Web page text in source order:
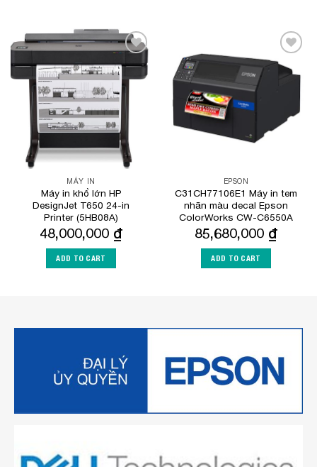
Add to
Wishlist
MÁY IN
Máy in khổ lớn HP
DesignJet T650 24-in
Printer (5HB08A)
48,000,000 ₫
ADD TO CART
Add to
Wishlist
EPSON
C31CH77106E1 Máy in tem
nhãn màu decal Epson
ColorWorks CW-C6550A
85,680,000 ₫
ADD TO CART